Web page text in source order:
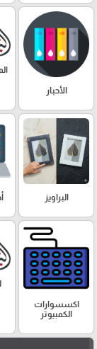
الأحبار
البراويز
اكسسوارات
الكمبيوتر